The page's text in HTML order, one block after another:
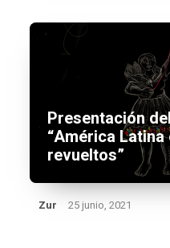
Presentación
“América
revueltos”
Zur 25 junio, 2021